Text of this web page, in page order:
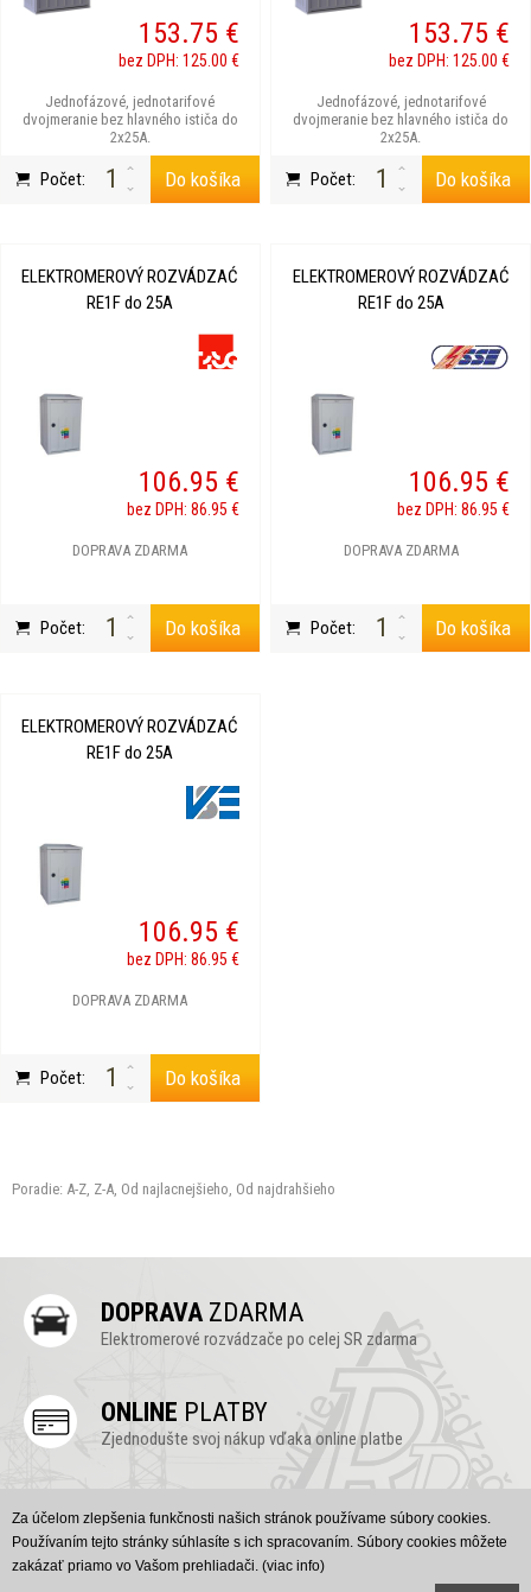
Jednofázové, jednotarifové
dvojmeranie bez hlavného ističa do
2x25A.
153.75 €
bez DPH: 125.00 €
Počet: Do košíka
Jednofázové, jednotarifové
dvojmeranie bez hlavného ističa do
2x25A.
153.75 €
bez DPH: 125.00 €
Počet: Do košíka
ELEKTROMEROVÝ ROZVÁDZAĆ
RE1F do 25A
DOPRAVA ZDARMA
106.95 €
bez DPH: 86.95 €
Počet: Do košíka
ELEKTROMEROVÝ ROZVÁDZAĆ
RE1F do 25A
DOPRAVA ZDARMA
106.95 €
bez DPH: 86.95 €
Počet: Do košíka
ELEKTROMEROVÝ ROZVÁDZAĆ
RE1F do 25A
DOPRAVA ZDARMA
106.95 €
bez DPH: 86.95 €
Počet: Do košíka
Poradie: A-Z Z-A Od najlacnejšieho Od najdrahšieho
DOPRAVA ZDARMA
Elektromerové rozvádzače po celej SR zdarma
ONLINE PLATBY
Zjednodušte svoj nákup vďaka online platbe
ONLINEPODPORA
Vyskúšajte náš chat, radi Vám poradíme (v pravo dole)
Za účelom zlepšenia funkčnosti našich stránok používame súbory cookies.
Používaním tejto stránky súhlasíte s ich spracovaním. Súbory cookies môžete
zakázať priamo vo Vašom prehliadači. (viac info)